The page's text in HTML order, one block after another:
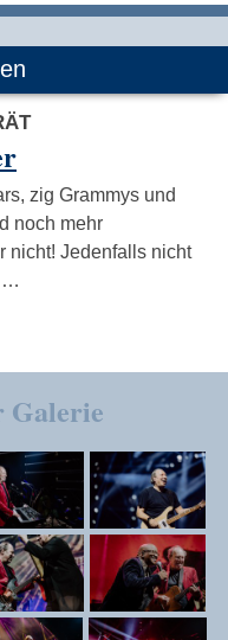
zig Grammys und
noch mehr
nicht! Jedenfalls nicht
…
Galerie